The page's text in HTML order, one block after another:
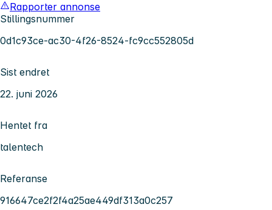
Rapporter annonse
Stillingsnummer
0d1c93ce-ac30-4f26-8524-fc9cc552805d
Sist endret
22. juni 2026
Hentet fra
talentech
Referanse
916647ce2f2f4a25ae449df313a0c257